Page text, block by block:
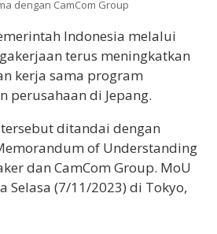
dengan CamCom Group
Indonesia melalui
terus meningkatkan
kerja sama program
perusahaan di Jepang.
ditandai dengan
of Understanding
dan CamCom Group. MoU
(7/11/2023) di Tokyo,